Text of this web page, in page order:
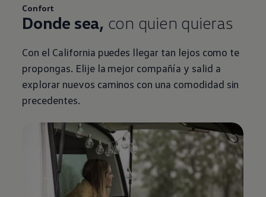
Confort
Donde sea, con quien quieras
Con el California puedes llegar tan lejos como te
propongas. Elije la mejor compañía y salid a
explorar nuevos caminos con una comodidad sin
precedentes.